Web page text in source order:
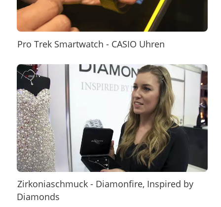
Pro Trek Smartwatch - CASIO Uhren
Zirkoniaschmuck - Diamonfire, Inspired by
Diamonds